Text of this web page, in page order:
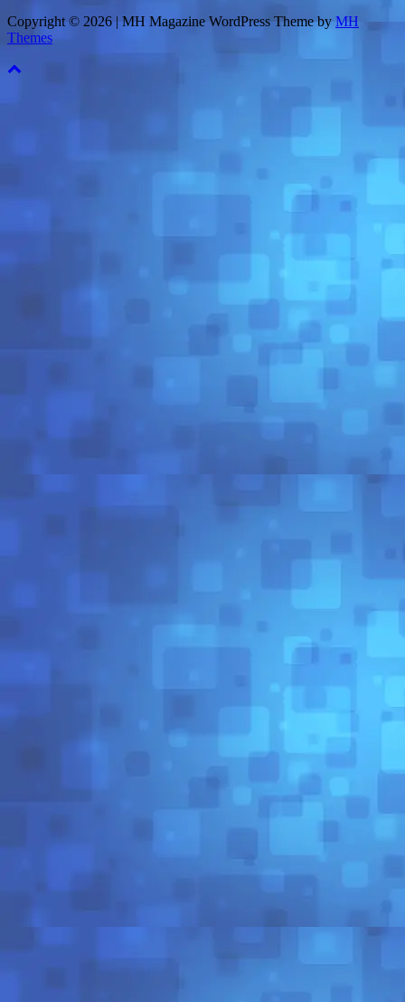
Copyright © 2026 | MH Magazine WordPress Theme by MH
Themes